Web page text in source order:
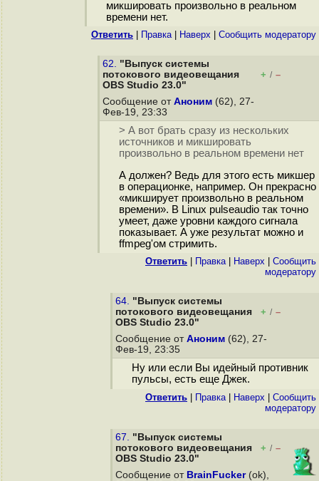
микшировать произвольно в реальном
времени нет.
Ответить Правка| Наверх Cообщить модератору
62. "Выпуск системы
потокового видеовещания
OBS Studio 23.0"
+ / –
Сообщение от Аноним (62), 27-
Фев-19, 23:33
> А вот брать сразу из нескольких
источников и микшировать
произвольно в реальном времени нет
А должен? Ведь для этого есть микшер
в операционке, например. Он прекрасно
«микширует произвольно в реальном
времени». В Linux pulseaudio так точно
умеет, даже уровни каждого сигнала
показывает. А уже результат можно и
ffmpeg'ом стримить.
Ответить Правка| Наверх
Cообщить
модератору
64. "Выпуск системы
потокового видеовещания
OBS Studio 23.0"
+ / –
Сообщение от Аноним (62), 27-
Фев-19, 23:35
Ну или если Вы идейный противник
пульсы, есть еще Джек.
Ответить Правка| Наверх
Cообщить
модератору
67. "Выпуск системы
потокового видеовещания
OBS Studio 23.0"
+ / –
Сообщение от BrainFucker(ok),